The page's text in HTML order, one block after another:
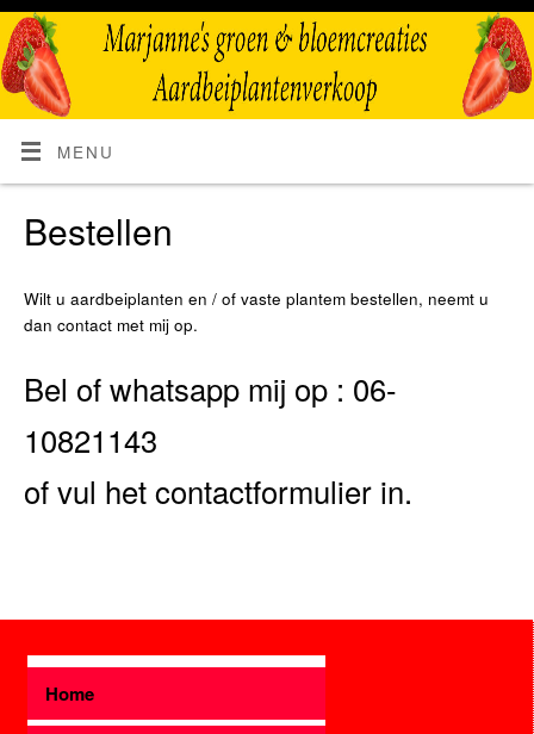
MENU
Bestellen
Wilt u aardbeiplanten en / of vaste plantem bestellen, neemt u
dan contact met mij op.
Bel of whatsapp mij op : 06-
10821143
of vul hetcontactformulier in.
Home